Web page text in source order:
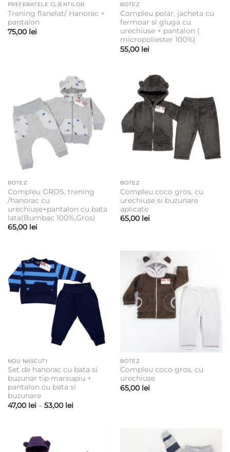
PREFERATELE CLIENTILOR
Trening flanelat/ Hanorac +
pantalon
75,00 lei
BOTEZ
Compleu polar, jacheta cu
fermoar si gluga cu
urechiuse + pantalon (
micropoliester 100%)
55,00 lei
BOTEZ
Compleu GROS, trening
/hanorac cu
urechiușe+pantalon cu bata
lata(Bumbac 100%,Gros)
65,00 lei
BOTEZ
Compleu coco gros, cu
urechiuse si buzunare
aplicate
65,00 lei
NOU NASCUTI
Set de hanorac cu bata si
buzunar tip marsupiu +
pantalon cu bata si
buzunare
47,00 lei – 53,00 leiInterval
BOTEZ
Compleu coco gros, cu
urechiuse
65,00 lei